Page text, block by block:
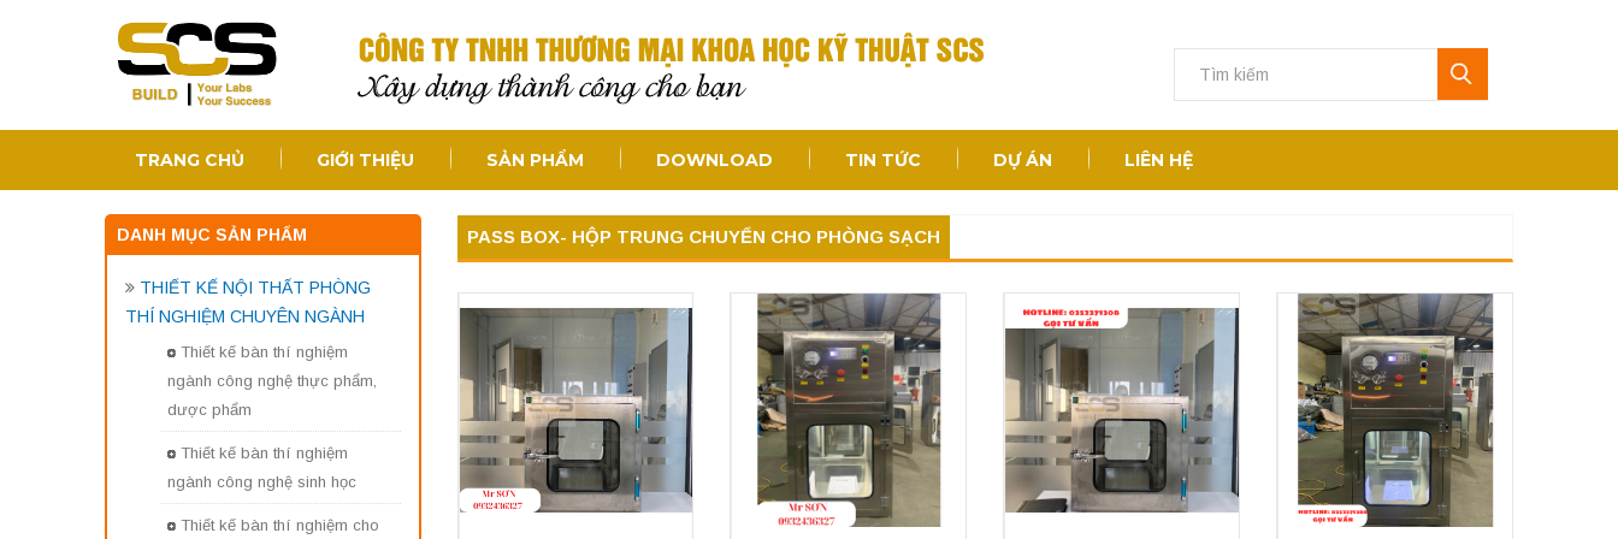
TRANG CHỦ GIỚI THIỆU SẢN PHẨM DOWNLOAD TIN TỨC DỰ ÁN LIÊN HỆ
DANH MỤC SẢN PHẨM
THIẾT KẾ NỘI THẤT PHÒNG
THÍ NGHIỆM CHUYÊN NGÀNH
Thiết kế bàn thí nghiệm
ngành công nghệ thực phẩm,
dược phẩm
Thiết kế bàn thí nghiệm
ngành công nghệ sinh học
Thiết kế bàn thí nghiệm cho
PASS BOX- HỘP TRUNG CHUYỂN CHO PHÒNG SẠCH